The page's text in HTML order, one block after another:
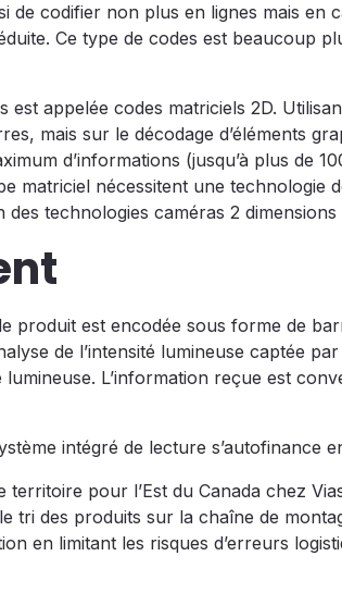
de codifier non plus en lignes mais en
Ce type de codes est beaucoup
est appelée codes matriciels 2D.
mais sur le décodage d’éléments
d’informations (jusqu’à plus de
matriciel nécessitent une technologie
des technologies caméras 2 dimensions
produit est encodée sous forme de
de l’intensité lumineuse captée
L’information reçue est
intégré de lecture s’autofinance
pour l’Est du Canada chez
tri des produits sur la chaîne de
en limitant les risques d’erreurs